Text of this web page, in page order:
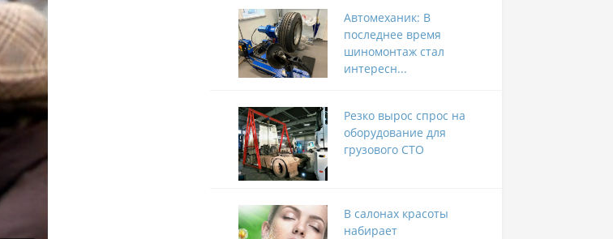
Автомеханик: В
последнее время
шиномонтаж стал
интересн...
Резко вырос спрос на
оборудование для
грузового СТО
В салонах красоты
набирает